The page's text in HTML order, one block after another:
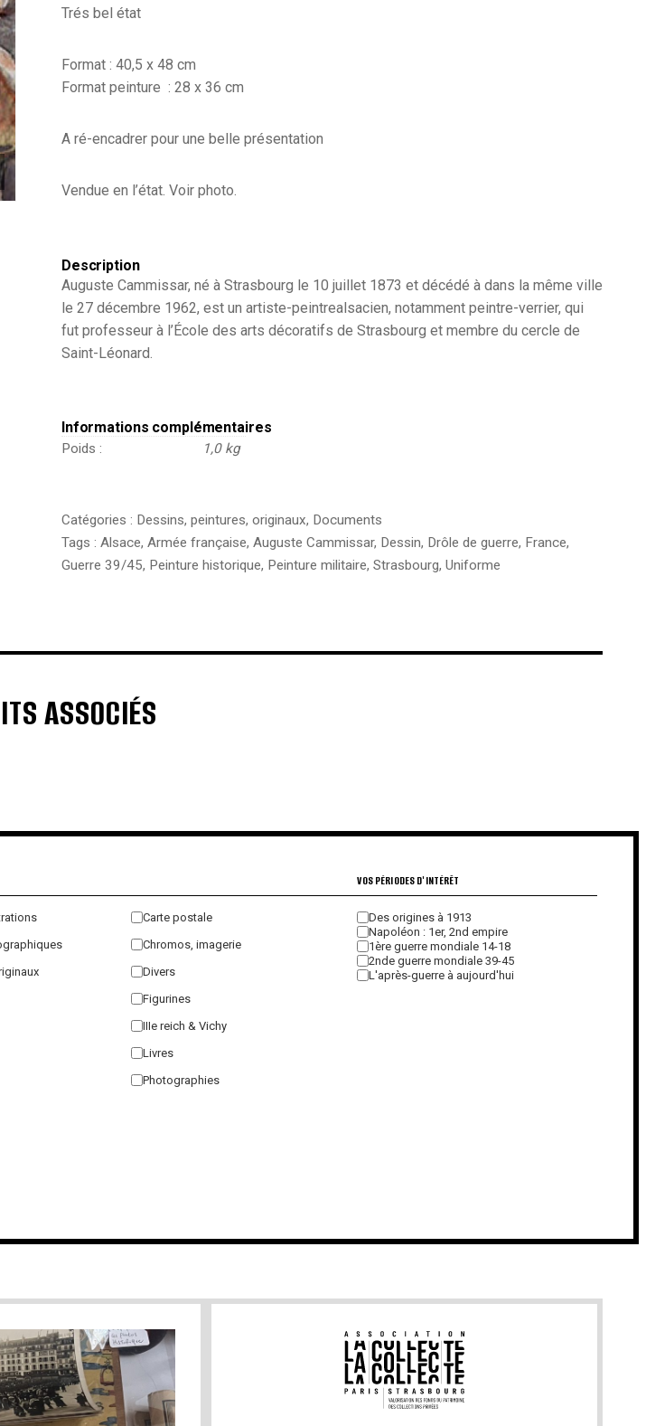
-
Drôle
de
-
Soldat
-
Uniforme
sous
lieutenant
Trés bel état
Format : 40,5 x 48 cm
Format peinture : 28 x 36 cm
A ré-encadrer pour une belle présentation
Vendue en l’état. Voir photo.
Description
Auguste Cammissar, né à Strasbourg le 10 juillet 1873 et décédé à dans la même ville
le 27 décembre 1962, est un artiste-peintrealsacien, notamment peintre-verrier, qui
fut professeur à l’École des arts décoratifs de Strasbourg et membre du cercle de
Saint-Léonard.
Informations complémentaires
Poids 1,0 kg
Catégories : Dessins, peintures, originaux, Documents
Tags : Alsace, Armée française, Auguste Cammissar, Dessin, Drôle de guerre, France,
Guerre 39/45, Peinture historique, Peinture militaire, Strasbourg, Uniforme
ASSOCIÉS
Carte postale
Chromos, imagerie
Divers
Figurines
IIIe reich & Vichy
Livres
Photographies
VOS PÉRIODES D'INTÉRÊT
Des origines à 1913
Napoléon : 1er, 2nd empire
1ère guerre mondiale 14-18
2nde guerre mondiale 39-45
L'après-guerre à aujourd'hui